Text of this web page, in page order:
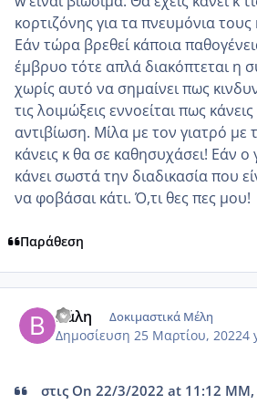
κορτιζόνης για τα πνευμόνια τους
Εάν τώρα βρεθεί κάποια
έμβρυο τότε απλά διακόπτεται η
χωρίς αυτό να σημαίνει πως
τις λοιμώξεις εννοείται πως
αντιβίωση. Μίλα με τον γιατρό με
κάνεις κ θα σε καθησυχάσει! Εάν ο
κάνει σωστά την διαδικασία που
να φοβάσαι κάτι. Ό,τι θες πες μου!
Παράθεση
Βάλη Δοκιμαστικά Μέλη
Δημοσίευση 25 Μαρτίου, 20224
στις On 22/3/2022 at 11:12 ΜΜ,